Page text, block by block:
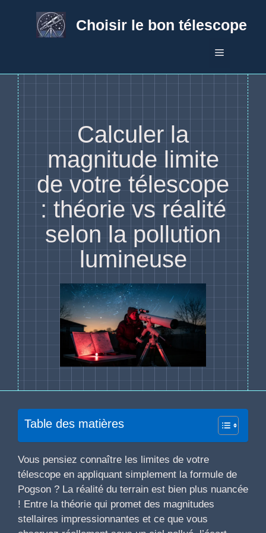
Choisir le bon télescope
Menu
Calculer la
magnitude limite
de votre télescope
: théorie vs réalité
selon la pollution
lumineuse
Table des matières
Vous pensiez connaître les limites de votre
télescope en appliquant simplement la formule de
Pogson ? La réalité du terrain est bien plus nuancée
! Entre la théorie qui promet des magnitudes
stellaires impressionnantes et ce que vous